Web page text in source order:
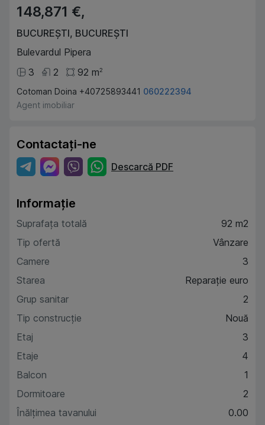
148,871 €,
BUCUREȘTI, BUCUREȘTI
Bulevardul Pipera
3
2 92 m2
Cotoman Doina +40725893441 060222394
Agent imobiliar
Contactați-ne
Descarcă PDF
Informație
Suprafața totală
92 m2
Tip ofertă
Vânzare
Camere
3
Starea
Reparație euro
Grup sanitar
2
Tip construcție
Nouă
Etaj
3
Etaje
4
Balcon
1
Dormitoare
2
Înălțimea tavanului
0.00